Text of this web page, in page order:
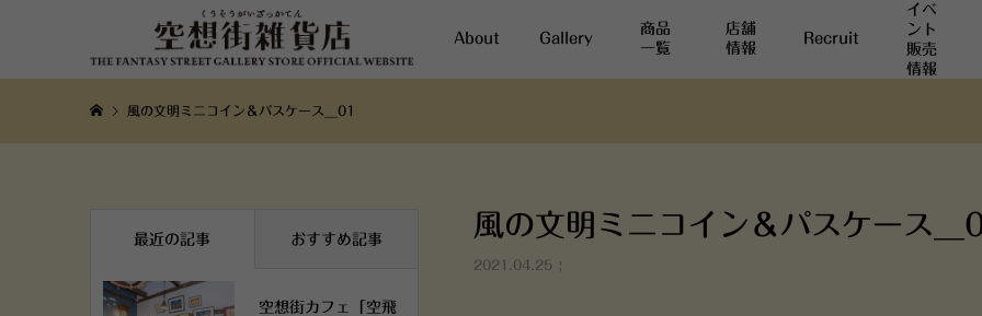
About Gallery
商品
一覧
店舗
情報
Recruit
イベ
ント
販売
情報
風の文明ミニコイン＆パスケース__01
風の文明ミニコイン＆パスケース
2021.04.25
最近の記事 おすすめ記事
空想街カフェ「空飛